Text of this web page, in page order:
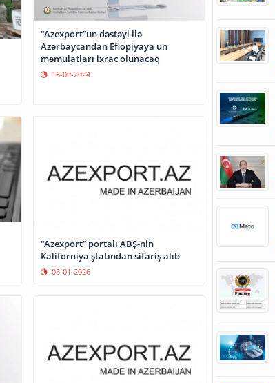
“Azexport”un dəstəyi ilə
Azərbaycandan Efiopiyaya un
məmulatları ixrac olunacaq
16-09-2024
“Azexport” portalı ABŞ-nin
Kaliforniya ştatından sifariş alıb
05-01-2026